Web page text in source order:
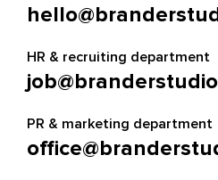
HR & recruiting department
PR & marketing department